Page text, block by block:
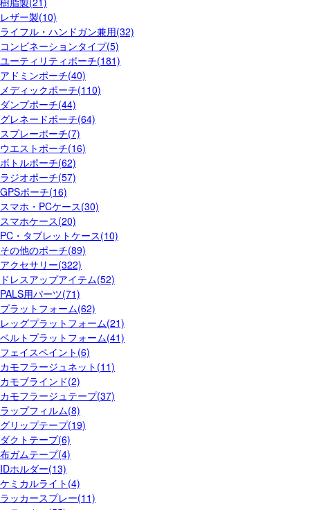
レザー製(10)
ライフル・ハンドガン兼用(32)
コンビネーションタイプ(5)
ユーティリティポーチ(181)
アドミンポーチ(40)
メディックポーチ(110)
ダンプポーチ(44)
グレネードポーチ(64)
スプレーポーチ(7)
ウエストポーチ(16)
ボトルポーチ(62)
ラジオポーチ(57)
GPSポーチ(16)
スマホ・PCケース(30)
スマホケース(20)
PC・タブレットケース(10)
その他のポーチ(89)
アクセサリー(322)
ドレスアップアイテム(52)
PALS用パーツ(71)
プラットフォーム(62)
レッグプラットフォーム(21)
ベルトプラットフォーム(41)
フェイスペイント(6)
カモフラージュネット(11)
カモブラインド(2)
カモフラージュテープ(37)
ラップフィルム(8)
グリップテープ(19)
ダクトテープ(6)
布ガムテープ(4)
IDホルダー(13)
ケミカルライト(4)
ラッカースプレー(11)